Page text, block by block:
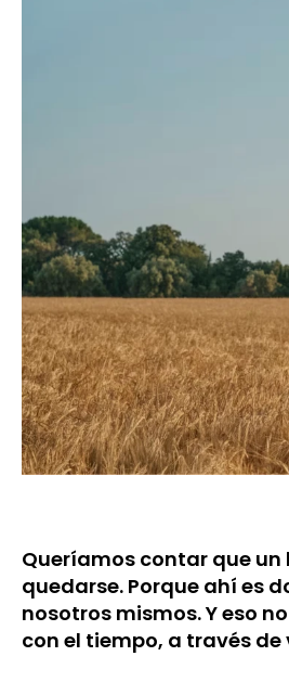
Queríamos contar que un
quedarse. Porque ahí es
nosotros mismos. Y eso
con el tiempo, a través